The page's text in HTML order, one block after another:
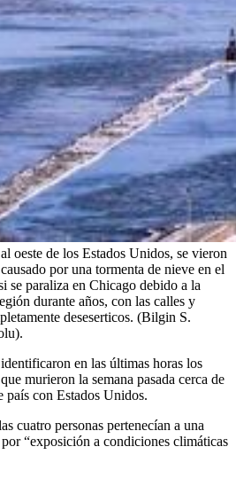
oeste de los Estados Unidos, se vieron
por una tormenta de nieve en el
se paraliza en Chicago debido a la
durante años, con las calles y
deseserticos. (Bilgin S.
en las últimas horas los
murieron la semana pasada cerca de
país con Estados Unidos.
cuatro personas pertenecían a una
“exposición a condiciones climáticas